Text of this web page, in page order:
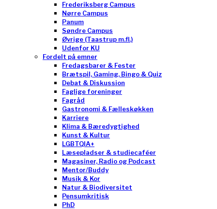
Frederiksberg Campus
Nørre Campus
Panum
Søndre Campus
Øvrige (Taastrup m.fl.)
Udenfor KU
Fordelt på emner
Fredagsbarer & Fester
Brætspil, Gaming, Bingo & Quiz
Debat & Diskussion
Faglige foreninger
Fagråd
Gastronomi & Fælleskøkken
Karriere
Klima & Bæredygtighed
Kunst & Kultur
LGBTQIA+
Læsepladser & studiecaféer
Magasiner, Radio og Podcast
Mentor/Buddy
Musik & Kor
Natur & Biodiversitet
Pensumkritisk
PhD